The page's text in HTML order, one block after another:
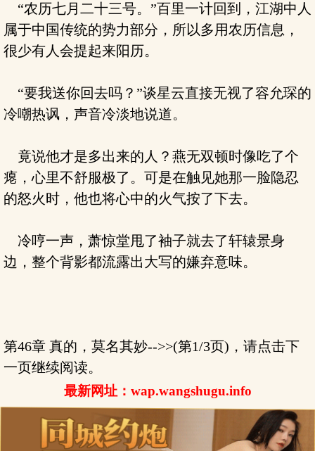
“农历七月二十三号。”百里一计回到，江湖中人
属于中国传统的势力部分，所以多用农历信息，
很少有人会提起来阳历。
“要我送你回去吗？”谈星云直接无视了容允琛的
冷嘲热讽，声音冷淡地说道。
竟说他才是多出来的人？燕无双顿时像吃了个
瘪，心里不舒服极了。可是在触见她那一脸隐忍
的怒火时，他也将心中的火气按了下去。
冷哼一声，萧惊堂甩了袖子就去了轩辕景身
边，整个背影都流露出大写的嫌弃意味。
第46章 真的，莫名其妙-->>(第1/3页)，请点击下
一页继续阅读。
最新网址：wap.wangshugu.info